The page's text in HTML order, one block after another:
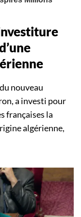
nouveau
a investi pour
françaises la
algérienne,